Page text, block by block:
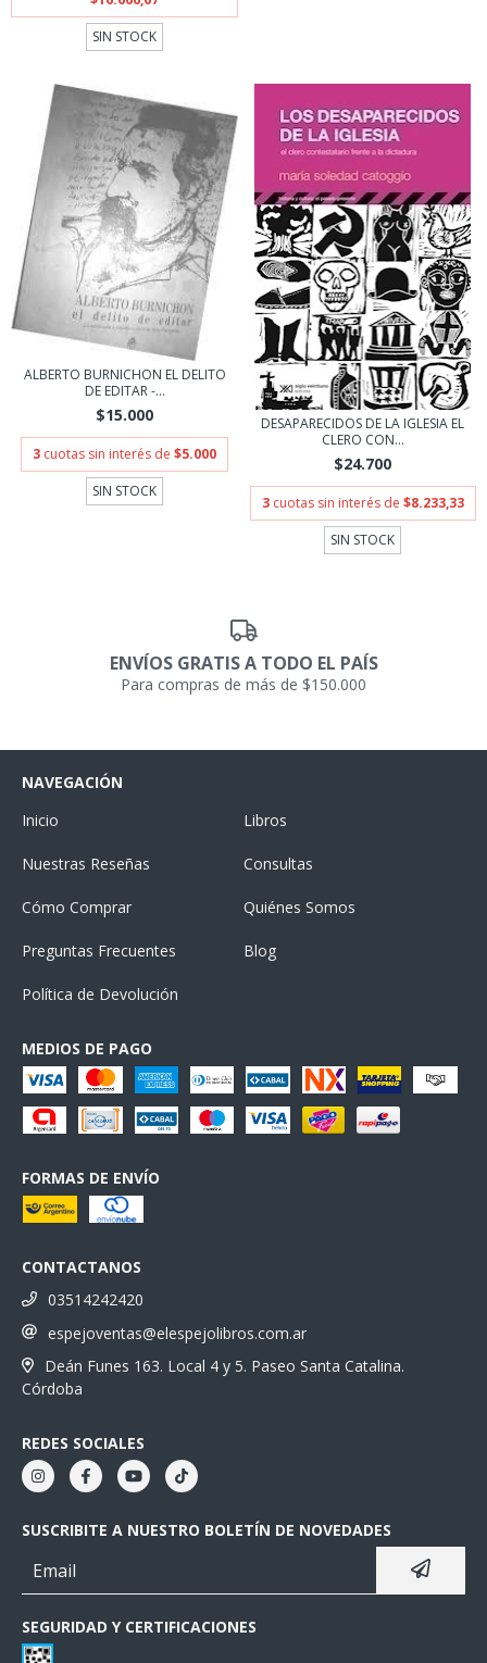
SIN STOCK
ALBERTO BURNICHON EL DELITO
DE EDITAR -...
$15.000
3 cuotas sin interés de $5.000
SIN STOCK
DESAPARECIDOS DE LA IGLESIA EL
CLERO CON...
$24.700
3 cuotas sin interés de $8.233,33
SIN STOCK
ENVÍOS GRATIS A TODO EL PAÍS
Para compras de más de $150.000
NAVEGACIÓN
Inicio
Libros
Nuestras Reseñas Consultas
Cómo Comprar Quiénes Somos
Preguntas Frecuentes Blog
Política de Devolución
MEDIOS DE PAGO
FORMAS DE ENVÍO
CONTACTANOS
03514242420
espejoventas@elespejolibros.com.ar
Deán Funes 163. Local 4 y 5. Paseo Santa Catalina.
Córdoba
REDES SOCIALES
SUSCRIBITE A NUESTRO BOLETÍN DE NOVEDADES
SEGURIDAD Y CERTIFICACIONES